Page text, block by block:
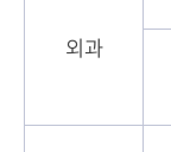
외과